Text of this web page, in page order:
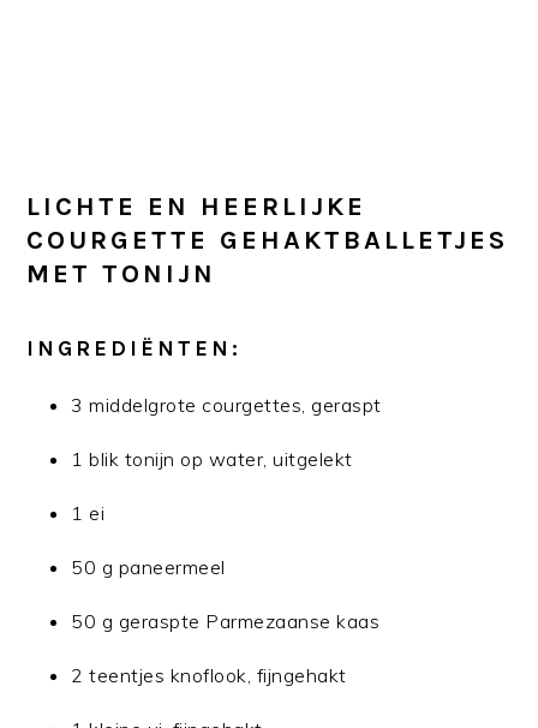
LICHTE EN HEERLIJKE
COURGETTE GEHAKTBALLETJES
MET TONIJN
INGREDIËNTEN:
3 middelgrote courgettes, geraspt
1 blik tonijn op water, uitgelekt
1 ei
50 g paneermeel
50 g geraspte Parmezaanse kaas
2 teentjes knoflook, fijngehakt